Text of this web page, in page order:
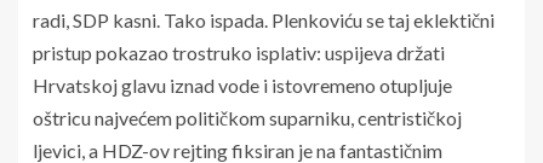
radi, SDP kasni. Tako ispada. Plenkoviću se taj eklektični
pristup pokazao trostruko isplativ: uspijeva držati
Hrvatskoj glavu iznad vode i istovremeno otupljuje
oštricu najvećem političkom suparniku, centrističkoj
ljevici, a HDZ-ov rejting fiksiran je na fantastičnim